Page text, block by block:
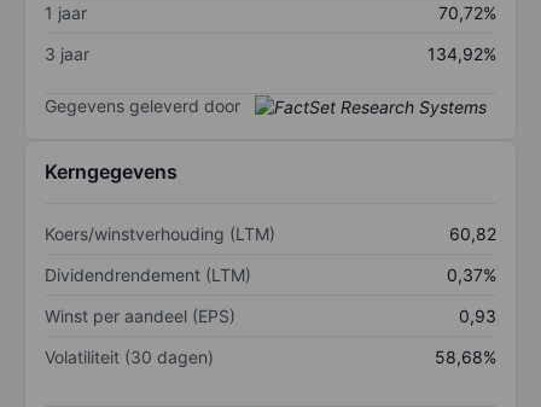
1 jaar
70,72%
3 jaar
134,92%
Gegevens geleverd door
Kerngegevens
Koers/winstverhouding (LTM)
60,82
Dividendrendement (LTM)
0,37%
Winst per aandeel (EPS)
0,93
Volatiliteit (30 dagen)
58,68%